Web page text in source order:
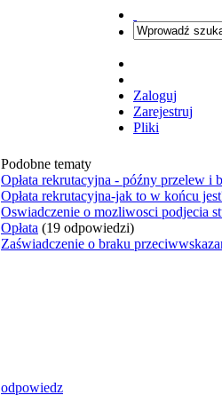
Zaloguj
Zarejestruj
Pliki
Podobne tematy
Opłata rekrutacyjna - późny przelew i
Opłata rekrutacyjna-jak to w końcu
Oswiadczenie o mozliwosci podjecia
Opłata (19 odpowiedzi)
Zaświadczenie o braku
odpowiedz